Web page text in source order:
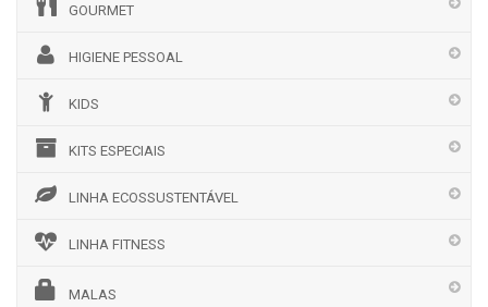
GOURMET
HIGIENE PESSOAL
KIDS
KITS ESPECIAIS
LINHA ECOSSUSTENTÁVEL
LINHA FITNESS
MALAS